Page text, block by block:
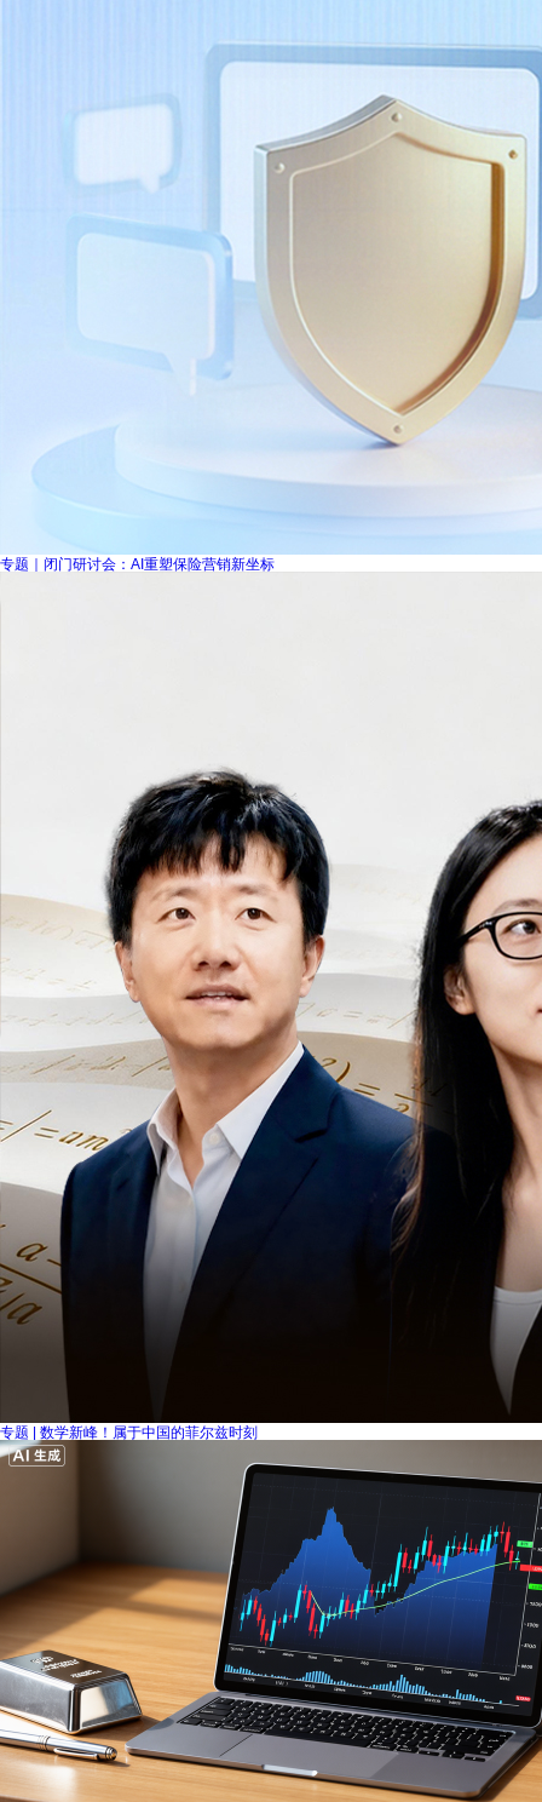
专题｜闭门研讨会：AI重塑保险营销新坐标
专题 | 数学新峰！属于中国的菲尔兹时刻